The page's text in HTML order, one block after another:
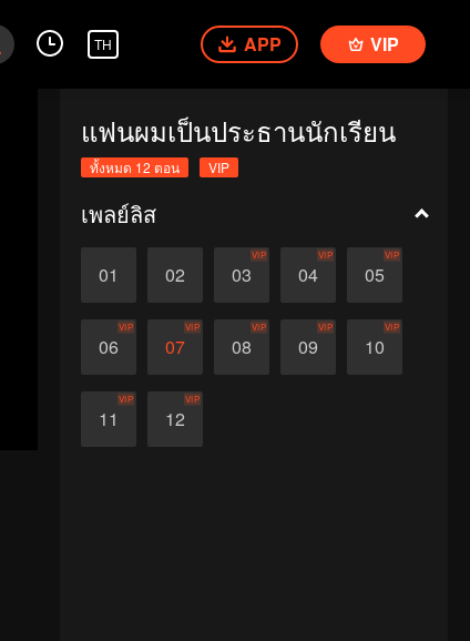
TH APP VIP
แฟนผมเป็นประธานนักเรียน
ทั้งหมด 12 ตอน VIP
เพลย์ลิส
01 02 03
VIP
04
VIP
05
VIP
06
VIP
07
VIP
08
VIP
09
VIP
10
VIP
11
VIP
12
VIP